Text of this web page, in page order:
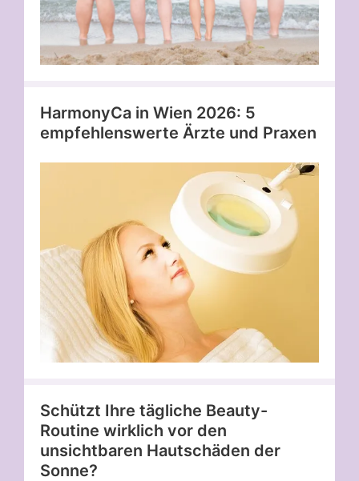
HarmonyCa in Wien 2026: 5
empfehlenswerte Ärzte und Praxen
Schützt Ihre tägliche Beauty-
Routine wirklich vor den
unsichtbaren Hautschäden der
Sonne?